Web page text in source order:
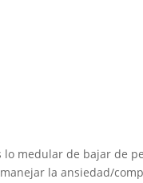
lo medular de bajar de
la ansiedad/